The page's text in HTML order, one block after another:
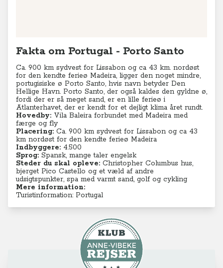
Fakta om Portugal - Porto Santo
Ca. 900 km sydvest for Lissabon og ca 43 km. nordøst
for den kendte ferieø Madeira, ligger den noget mindre,
portugisiske ø Porto Santo, hvis navn betyder Den
Hellige Havn. Porto Santo, der også kaldes den gyldne ø,
fordi der er så meget sand, er en lille ferieø i
Atlanterhavet, der er kendt for et dejligt klima året rundt.
Hovedby: Vila Baleira forbundet med Madeira med
færge og fly
Placering: Ca. 900 km sydvest for Lissabon og ca 43
km nordøst for den kendte ferieø Madeira
Indbyggere: 4.500
Sprog: Spansk, mange taler engelsk
Steder du skal opleve: Christopher Columbus hus,
bjerget Pico Castello og et væld af andre
udsigtspunkter, spa med varmt sand, golf og cykling
Mere information:
Turistinformation: Portugal